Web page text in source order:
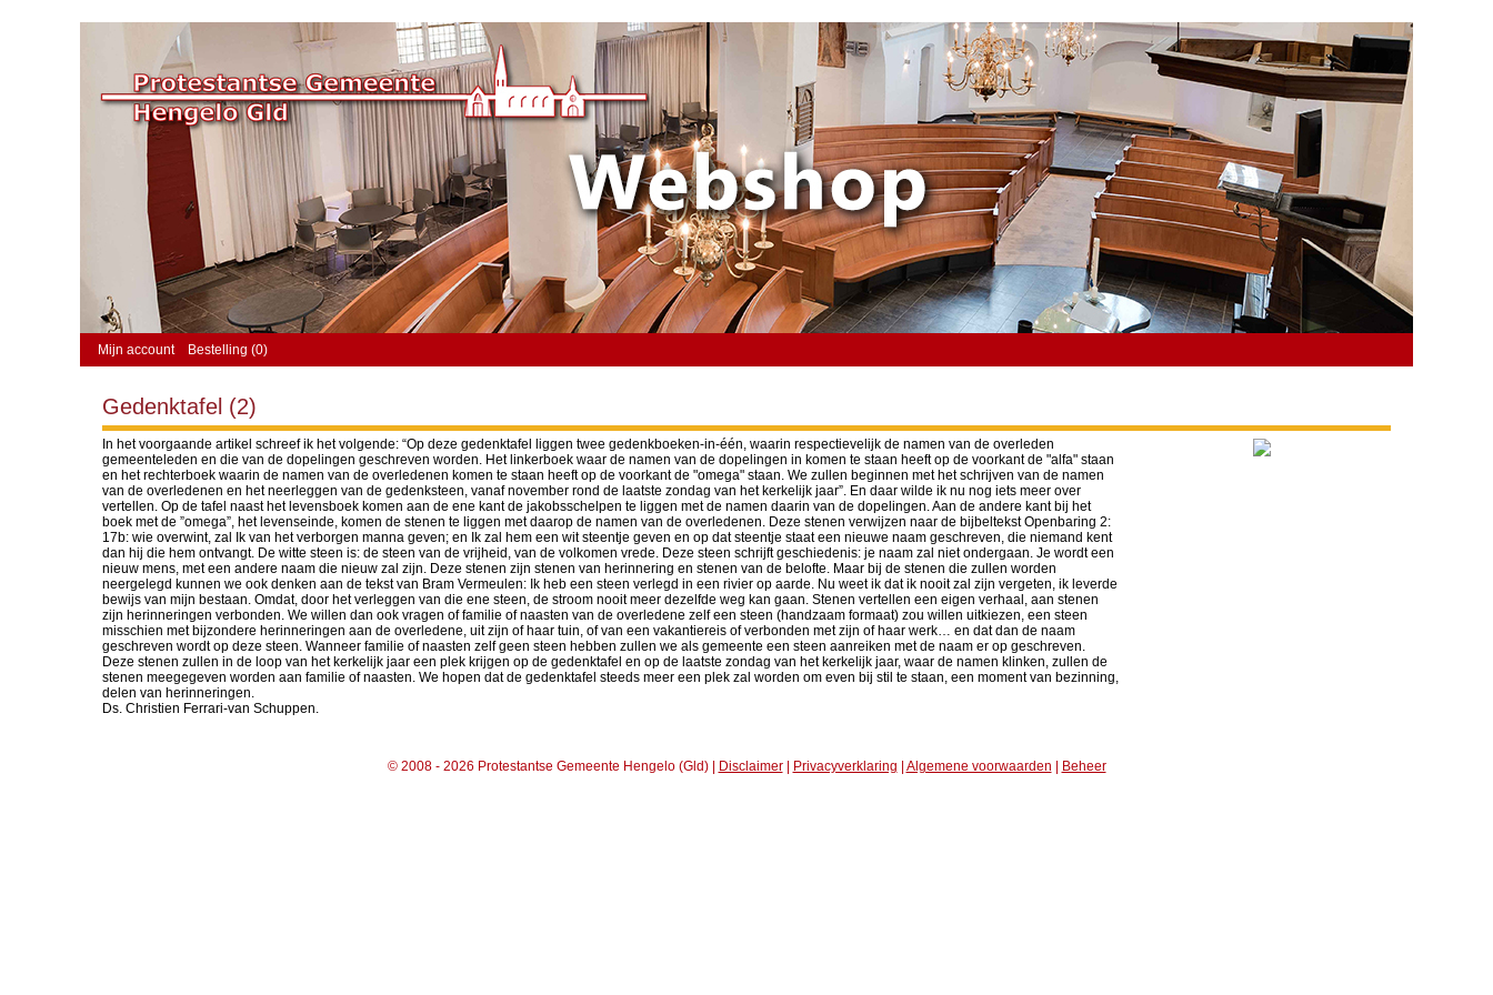
Mijn account Bestelling (0)
Gedenktafel (2)
In het voorgaande artikel schreef ik het volgende: “Op deze gedenktafel liggen twee gedenkboeken-in-één, waarin respectievelijk de namen van de overleden
gemeenteleden en die van de dopelingen geschreven worden. Het linkerboek waar de namen van de dopelingen in komen te staan heeft op de voorkant de "alfa" staan
en het rechterboek waarin de namen van de overledenen komen te staan heeft op de voorkant de "omega" staan. We zullen beginnen met het schrijven van de namen
van de overledenen en het neerleggen van de gedenksteen, vanaf november rond de laatste zondag van het kerkelijk jaar”. En daar wilde ik nu nog iets meer over
vertellen. Op de tafel naast het levensboek komen aan de ene kant de jakobsschelpen te liggen met de namen daarin van de dopelingen. Aan de andere kant bij het
boek met de ”omega”, het levenseinde, komen de stenen te liggen met daarop de namen van de overledenen. Deze stenen verwijzen naar de bijbeltekst Openbaring 2:
17b: wie overwint, zal Ik van het verborgen manna geven; en Ik zal hem een wit steentje geven en op dat steentje staat een nieuwe naam geschreven, die niemand kent
dan hij die hem ontvangt. De witte steen is: de steen van de vrijheid, van de volkomen vrede. Deze steen schrijft geschiedenis: je naam zal niet ondergaan. Je wordt een
nieuw mens, met een andere naam die nieuw zal zijn. Deze stenen zijn stenen van herinnering en stenen van de belofte. Maar bij de stenen die zullen worden
neergelegd kunnen we ook denken aan de tekst van Bram Vermeulen: Ik heb een steen verlegd in een rivier op aarde. Nu weet ik dat ik nooit zal zijn vergeten, ik leverde
bewijs van mijn bestaan. Omdat, door het verleggen van die ene steen, de stroom nooit meer dezelfde weg kan gaan. Stenen vertellen een eigen verhaal, aan stenen
zijn herinneringen verbonden. We willen dan ook vragen of familie of naasten van de overledene zelf een steen (handzaam formaat) zou willen uitkiezen, een steen
misschien met bijzondere herinneringen aan de overledene, uit zijn of haar tuin, of van een vakantiereis of verbonden met zijn of haar werk… en dat dan de naam
geschreven wordt op deze steen. Wanneer familie of naasten zelf geen steen hebben zullen we als gemeente een steen aanreiken met de naam er op geschreven.
Deze stenen zullen in de loop van het kerkelijk jaar een plek krijgen op de gedenktafel en op de laatste zondag van het kerkelijk jaar, waar de namen klinken, zullen de
stenen meegegeven worden aan familie of naasten. We hopen dat de gedenktafel steeds meer een plek zal worden om even bij stil te staan, een moment van bezinning,
delen van herinneringen.
Ds. Christien Ferrari-van Schuppen.
© 2008 - 2026 Protestantse Gemeente Hengelo (Gld) | Disclaimer| Privacyverklaring Algemene voorwaarden Beheer